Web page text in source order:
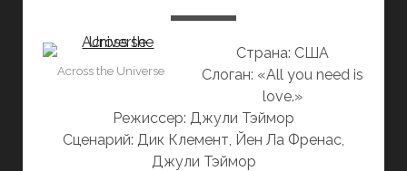
Across the Universe
Страна: США
Слоган: «All you need is
love.»
Режиссер: Джули Тэймор
Сценарий: Дик Клемент, Йен Ла Френас,
Джули Тэймор